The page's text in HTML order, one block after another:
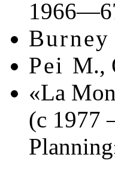
Burney
Pei M.,
«La
(c